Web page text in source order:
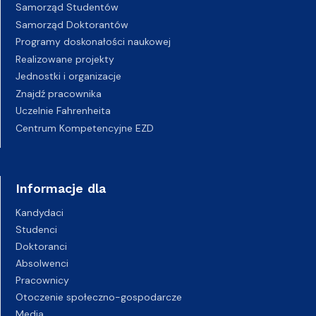
Samorząd Studentów
Samorząd Doktorantów
Programy doskonałości naukowej
Realizowane projekty
Jednostki i organizacje
Znajdź pracownika
Uczelnie Fahrenheita
Centrum Kompetencyjne EZD
Informacje dla
Kandydaci
Studenci
Doktoranci
Absolwenci
Pracownicy
Otoczenie społeczno-gospodarcze